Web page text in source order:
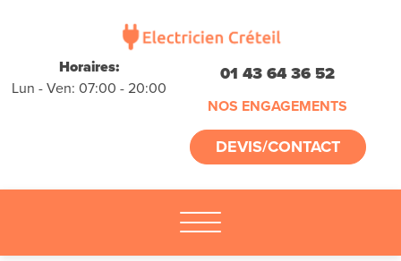
Horaires:
Lun - Ven: 07:00 - 20:00
01 43 64 36 52
NOS ENGAGEMENTS
DEVIS/CONTACT
déplacements
gratuits
sans
engagement
appelez-nous :
01.45.32.13.75